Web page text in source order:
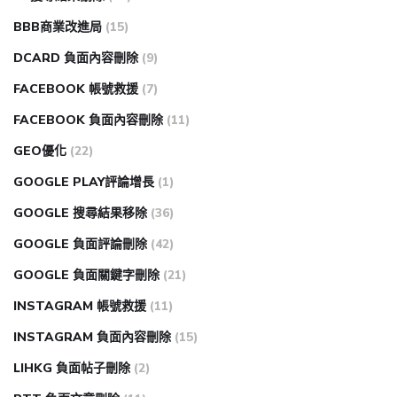
BBB商業改進局 (15)
DCARD 負面內容刪除 (9)
FACEBOOK 帳號救援 (7)
FACEBOOK 負面內容刪除 (11)
GEO優化 (22)
GOOGLE PLAY評論增長 (1)
GOOGLE 搜尋結果移除 (36)
GOOGLE 負面評論刪除 (42)
GOOGLE 負面關鍵字刪除 (21)
INSTAGRAM 帳號救援 (11)
INSTAGRAM 負面內容刪除 (15)
LIHKG 負面帖子刪除 (2)